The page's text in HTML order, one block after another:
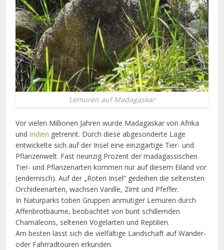
Lemuren auf Madagaskar
Vor vielen Millionen Jahren wurde Madagaskar von Afrika
und Indien getrennt. Durch diese abgesonderte Lage
entwickelte sich auf der Insel eine einzigartige Tier- und
Pflanzenwelt. Fast neunzig Prozent der madagassischen
Tier- und Pflanzenarten kommen nur auf diesem Eiland vor
(endemisch). Auf der „Roten Insel“ gedeihen die seltensten
Orchideenarten, wachsen Vanille, Zimt und Pfeffer.
In Naturparks toben Gruppen anmutiger Lemuren durch
Affenbrotbäume, beobachtet von bunt schillernden
Chamäleons, seltenen Vogelarten und Reptilien.
Am besten lässt sich die vielfältige Landschaft auf Wander-
oder Fahrradtouren erkunden.